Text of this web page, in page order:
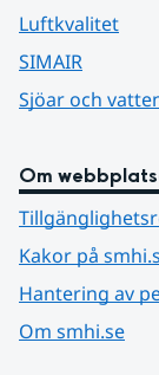
Luftkvalitet
SIMAIR
Sjöar och
Om
Kakor på
Hantering av
Om smhi.se